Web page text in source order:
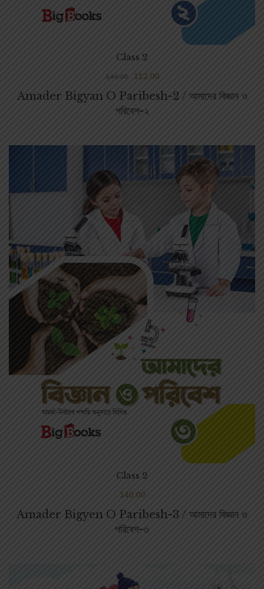
Amader Bigyan O Paribesh-2 / আমাদের বিজ্ঞান ও
পরিবেশ-২
Class 2
140.00 112.00
Amader Bigyen O Paribesh-3 / আমাদের বিজ্ঞান ও
পরিবেশ-৩
Class 2
140.00